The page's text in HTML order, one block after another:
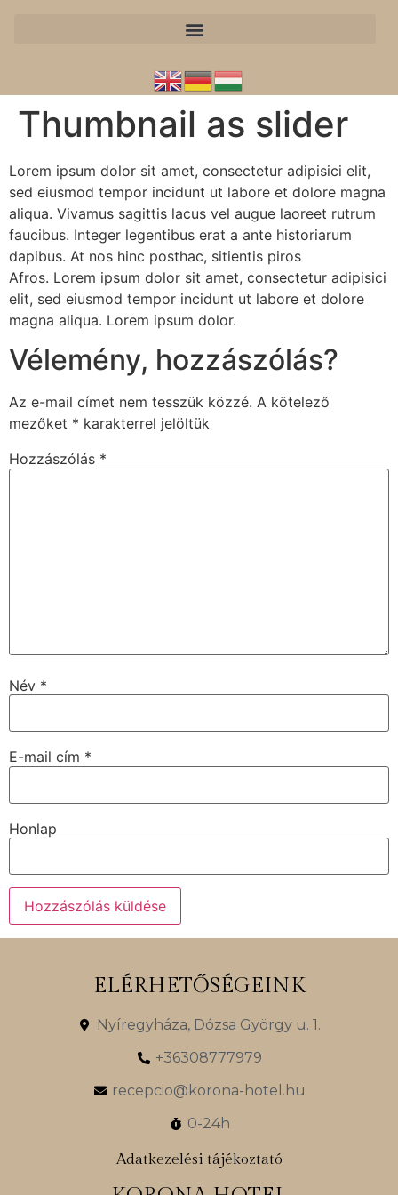
Thumbnail as slider
Lorem ipsum dolor sit amet, consectetur adipisici elit,
sed eiusmod tempor incidunt ut labore et dolore magna
aliqua. Vivamus sagittis lacus vel augue laoreet rutrum
faucibus. Integer legentibus erat a ante historiarum
dapibus. At nos hinc posthac, sitientis piros
Afros. Lorem ipsum dolor sit amet, consectetur adipisici
elit, sed eiusmod tempor incidunt ut labore et dolore
magna aliqua. Lorem ipsum dolor.
Vélemény, hozzászólás?
Az e-mail címet nem tesszük közzé. A kötelező
mezőket * karakterrel jelöltük
Hozzászólás *
Név *
E-mail cím *
Honlap
ELÉRHETŐSÉGEINK
Nyíregyháza, Dózsa György u. 1.
+36308777979
recepcio@korona-hotel.hu
0-24h
Adatkezelési tájékoztató